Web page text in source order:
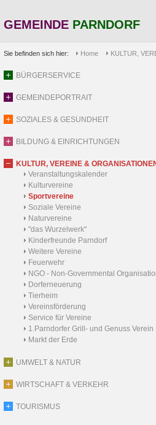
GEMEINDE PARNDORF
Sie befinden sich hier: Home KULTUR,
BÜRGERSERVICE
GEMEINDEPORTRAIT
SOZIALES & GESUNDHEIT
BILDUNG & EINRICHTUNGEN
KULTUR, VEREINE &
Veranstaltungskalender
Kulturvereine
Sportvereine
Soziale Vereine
Naturvereine
"das Wurzelwerk"
Kinderfreunde Parndorf
Weitere Vereine
Feuerwehr
NGO - Non-Governmental
Dorferneuerung
Tierheim
Vereinsförderung
Service für Vereine
1.Parndorfer Grill- und Genuss Verein
Markt der Erde
UMWELT & NATUR
WIRTSCHAFT & VERKEHR
TOURISMUS